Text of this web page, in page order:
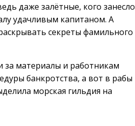
даже залётные, кого занесло
удачливым капитаном. А
секреты фамильного
за материалы и работникам
банкротства, а вот в рабы
морская гильдия на